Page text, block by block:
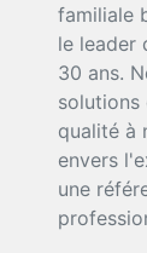
familiale
le leader
30 ans.
solutions
qualité à
envers
une